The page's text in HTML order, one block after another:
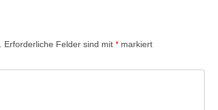
Erforderliche Felder sind mit * markiert